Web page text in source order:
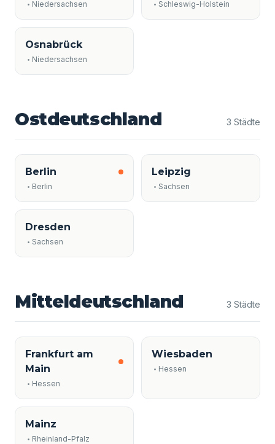
Niedersachsen Schleswig-Holstein
Osnabrück
Niedersachsen
Ostdeutschland 3 Städte
Berlin
Berlin
Leipzig
Sachsen
Dresden
Sachsen
Mitteldeutschland 3 Städte
Frankfurt am
Main
Hessen
Wiesbaden
Hessen
Mainz
Rheinland-Pfalz